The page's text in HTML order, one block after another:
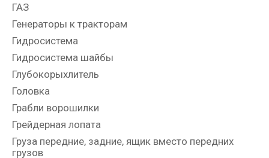
ГАЗ
Генераторы к тракторам
Гидросистема
Гидросистема шайбы
Глубокорыхлитель
Головка
Грабли ворошилки
Грейдерная лопата
Груза передние, задние, ящик вместо передних
грузов